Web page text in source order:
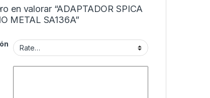
en valorar “ADAPTADOR SPICA
METAL SA136A”